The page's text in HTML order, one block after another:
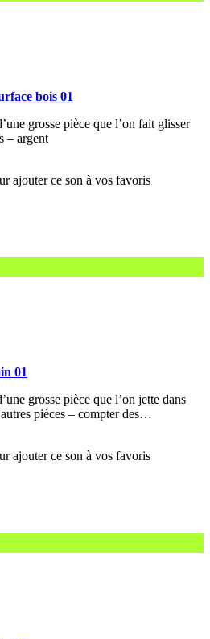
bois 01
grosse pièce que l’on fait glisser
– argent
01
grosse pièce que l’on jette dans
pièces – compter des…